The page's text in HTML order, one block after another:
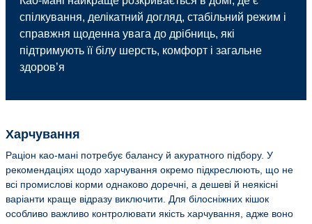
спілкування, делікатний догляд, стабільний режим і
справжня щоденна увага до дрібниць, які
підтримують її білу шерсть, комфорт і загальне
здоров’я
Харчування
Раціон као-мані потребує балансу й акуратного підбору. У
рекомендаціях щодо харчування окремо підкреслюють, що не
всі промислові корми однаково доречні, а дешеві й неякісні
варіанти краще відразу виключити. Для білосніжних кішок
особливо важливо контролювати якість харчування, адже воно